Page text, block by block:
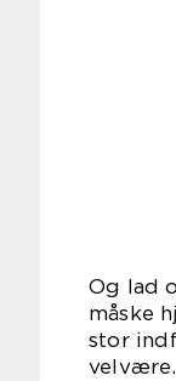
Og lad
måske
stor
velvære.